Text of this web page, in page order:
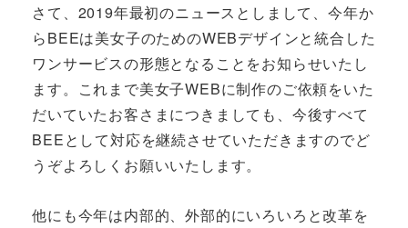
さて、2019年最初のニュースとしまして、今年か
らBEEは美女子のためのWEBデザインと統合した
ワンサービスの形態となることをお知らせいたし
ます。これまで美女子WEBに制作のご依頼をいた
だいていたお客さまにつきましても、今後すべて
BEEとして対応を継続させていただきますのでど
うぞよろしくお願いいたします。
他にも今年は内部的、外部的にいろいろと改革を